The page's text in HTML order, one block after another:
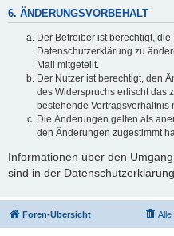
6. ÄNDERUNGSVORBEHALT
Der Betreiber ist berechtigt,
Datenschutzerklärung zu
Mail mitgeteilt.
Der Nutzer ist berechtigt, den
des Widerspruchs erlischt das
bestehende Vertragsverhältnis
Die Änderungen gelten als
den Änderungen zugestimmt
Informationen über den
sind in der
Foren-Übersicht Alle